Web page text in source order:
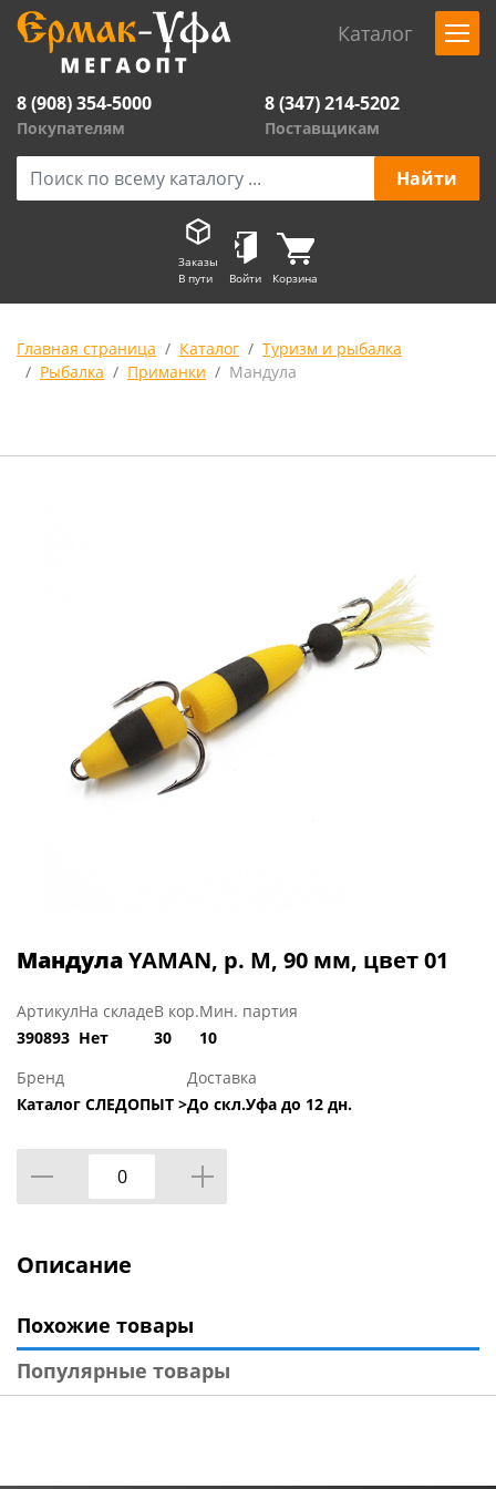
Каталог
8 (908) 354-5000
Покупателям
8 (347) 214-5202
Поставщикам
Заказы
В пути
Войти Корзина
Главная страница Каталог
Туризм и рыбалка
Рыбалка
Приманки Мандула
МандулаYAMAN, р. M, 90 мм, цвет 01
Артикул
390893
На складе
Нет
В кор.
30
Мин. партия
10
Бренд
Каталог СЛЕДОПЫТ >
Доставка
До скл.Уфа до 12 дн.
Описание
Похожие товары
Популярные товары